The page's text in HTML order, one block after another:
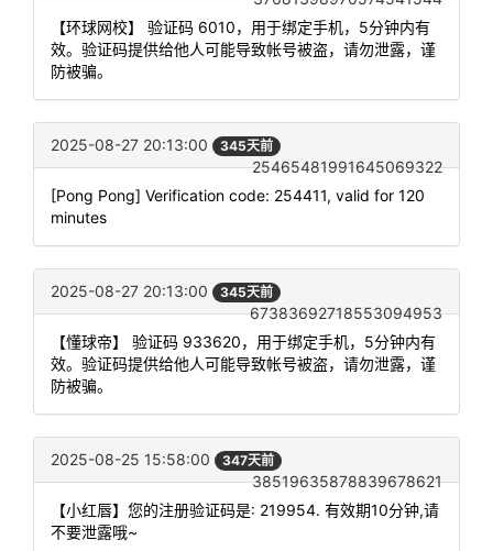
【环球网校】 验证码 6010，用于绑定手机，5分钟内有
效。验证码提供给他人可能导致帐号被盗，请勿泄露，谨
防被骗。
2025-08-27 20:13:00 345天前
25465481991645069322
[Pong Pong] Verification code: 254411, valid for 120
minutes
2025-08-27 20:13:00 345天前
67383692718553094953
【懂球帝】 验证码 933620，用于绑定手机，5分钟内有
效。验证码提供给他人可能导致帐号被盗，请勿泄露，谨
防被骗。
2025-08-25 15:58:00 347天前
38519635878839678621
【小红唇】您的注册验证码是: 219954. 有效期10分钟,请
不要泄露哦~